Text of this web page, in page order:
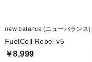
new balance (ニューバランス)
FuelCell Rebel v5
￥8,999